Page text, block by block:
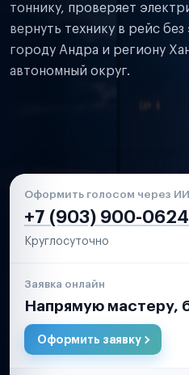
тоннику, проверяет
вернуть технику в рейс
городу Андра и региону
автономный округ.
Оформить голосом через
+7 (903) 900-0624
Круглосуточно
Заявка онлайн
Напрямую мастеру,
Оформить заявку